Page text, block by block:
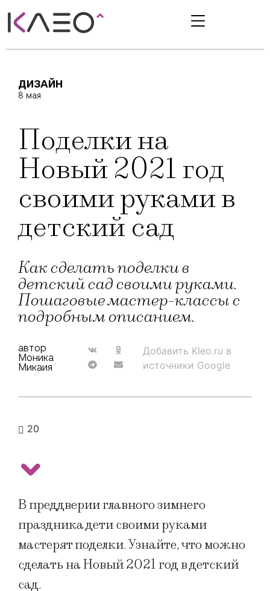
ДИЗАЙН
8 мая
Поделки на
Новый 2021 год
своими руками в
детский сад
Как сделать поделки в
детский сад своими руками.
Пошаговые мастер-классы с
подробным описанием.
автор
Моника
Микаия
Добавить Kleo.ru в
источники Google
20
В преддверии главного зимнего
праздника дети своими руками
мастерят поделки. Узнайте, что можно
сделать на Новый 2021 год в детский
сад.